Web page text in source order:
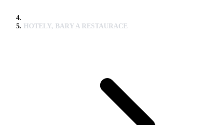
HOTELY, BARY A RESTAURACE